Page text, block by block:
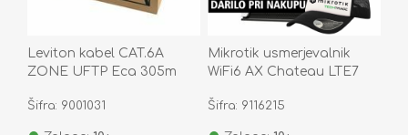
Leviton kabel CAT.6A
ZONE UFTP Eca 305m
Šifra: 9001031
Mikrotik usmerjevalnik
WiFi6 AX Chateau LTE7
TC&R11e-LTE7
Šifra: 9116215